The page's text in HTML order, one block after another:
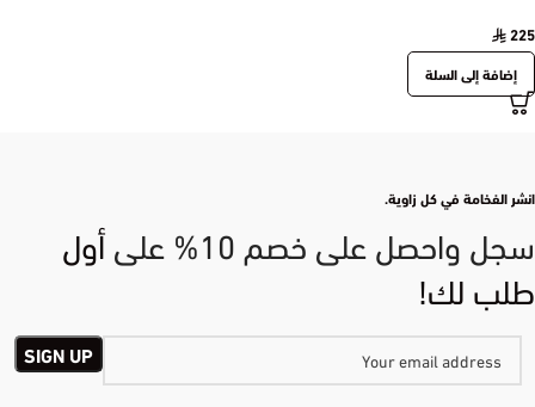
225
إضافة إلى السلة
انشر الفخامة في كل زاوية.
سجل واحصل على خصم 10% على
أول
طلب لك!